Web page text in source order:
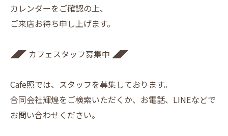
カレンダーをご確認の上、
ご来店お待ち申し上げます。
◢◤ カフェスタッフ募集中 ◢◤
Cafe照では、スタッフを募集しております。
合同会社輝煌をご検索いただくか、お電話、LINEなどで
お問い合わせください。